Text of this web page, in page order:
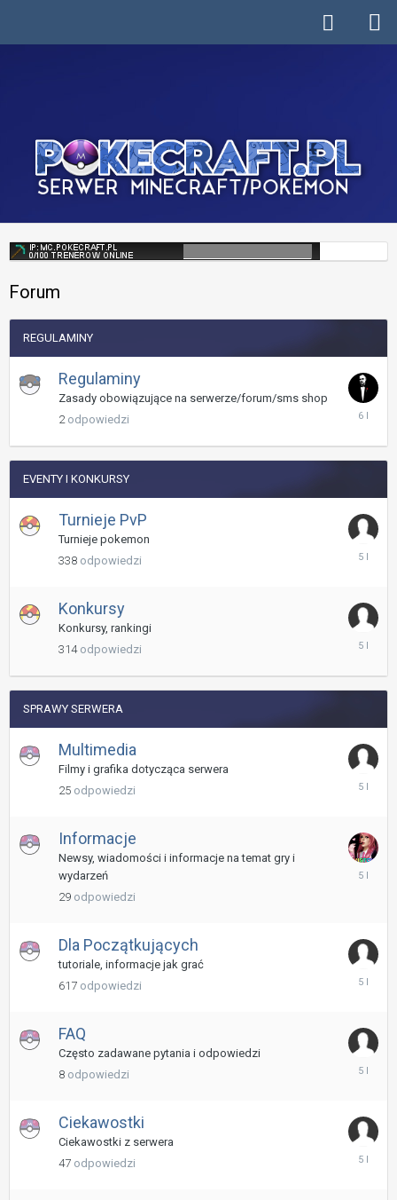
Forum
REGULAMINY
Regulaminy
Zasady obowiązujące na serwerze/forum/sms shop
2 odpowiedzi
23
2020
EVENTY I KONKURSY
Turnieje PvP
Turnieje pokemon
338 odpowiedzi
30
Konkursy
Konkursy, rankingi
314 odpowiedzi
25
2021
SPRAWY SERWERA
Multimedia
Filmy i grafika dotycząca serwera
25 odpowiedzi
Informacje
Newsy, wiadomości i informacje na temat gry i
wydarzeń
29 odpowiedzi
17
Dla Początkujących
tutoriale, informacje jak grać
617 odpowiedzi
24
FAQ
Często zadawane pytania i odpowiedzi
8 odpowiedzi
24
Ciekawostki
Ciekawostki z serwera
47 odpowiedzi
24